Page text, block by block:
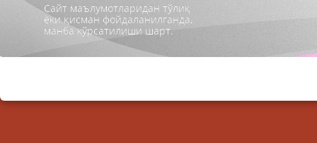
Сайт маълумотларидан тўлиқ
ёки қисман фойдаланилганда,
манба кўрсатилиши шарт.